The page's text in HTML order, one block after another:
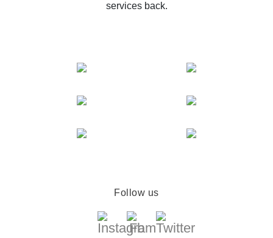
services back.
Follow us